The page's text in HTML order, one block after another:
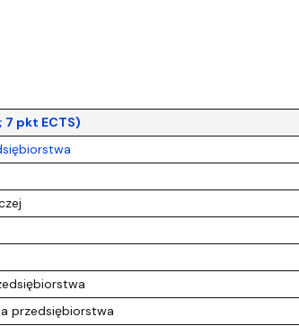
7 pkt ECTS)
przedsiębiorstwa